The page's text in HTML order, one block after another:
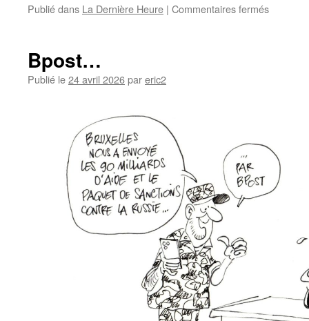
Publié dans La Dernière Heure | Commentaires fermés
Bpost…
Publié le24 avril 2026pareric2